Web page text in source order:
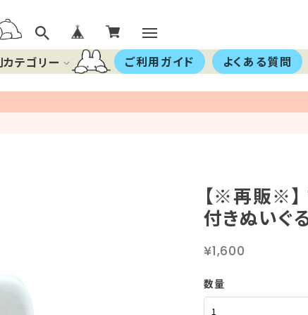
テゴリー ご利用ガイド よくある質問
【※再販※】
付きぬいぐ
¥1,600
数量